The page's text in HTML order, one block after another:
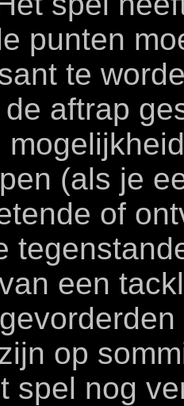
punten
te
aftrap
(als je
of
een
op
spel nog